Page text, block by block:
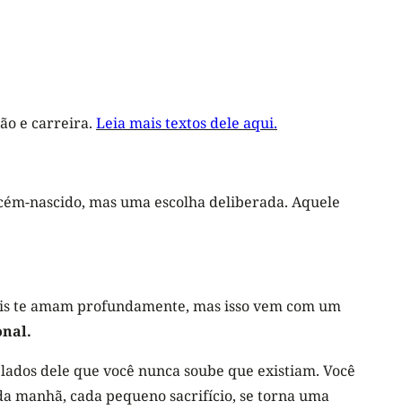
e carreira. Leia mais textos dele aqui.
nascido, mas uma escolha deliberada. Aquele
te amam profundamente, mas isso vem com um
dele que você nunca soube que existiam. Você
manhã, cada pequeno sacrifício, se torna uma